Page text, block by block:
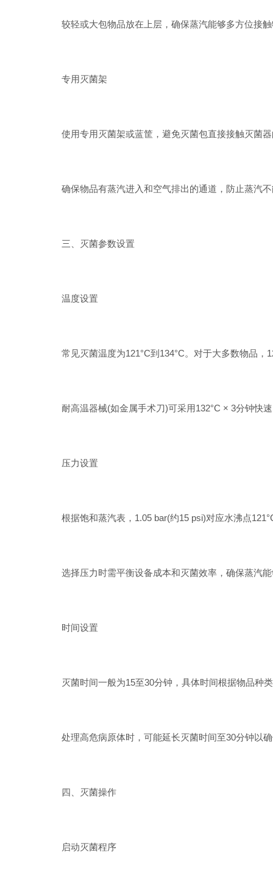
较轻或大包物品放在上层，确保蒸汽能够多方位接触
专用灭菌架
使用专用灭菌架或蓝筐，避免灭菌包直接接触灭菌器
确保物品有蒸汽进入和空气排出的通道，防止蒸汽不
三、灭菌参数设置
温度设置
常见灭菌温度为121°C到134°C。对于大多数物品，
耐高温器械(如金属手术刀)可采用132°C × 3分钟快
压力设置
根据饱和蒸汽表，1.05 bar(约15 psi)对应水沸点
选择压力时需平衡设备成本和灭菌效率，确保蒸汽能
时间设置
灭菌时间一般为15至30分钟，具体时间根据物品种
处理高危病原体时，可能延长灭菌时间至30分钟以确
四、灭菌操作
启动灭菌程序